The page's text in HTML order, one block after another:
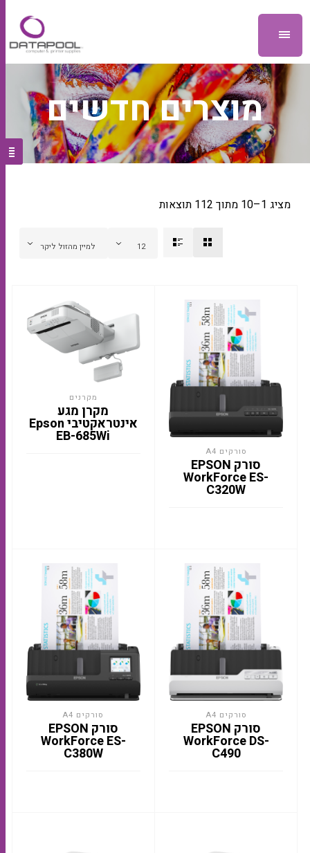
מוצרים חדשים
מציג 1–10 מתוך 112 תוצאות
12 למיין מהזול ליקר
מקרנים
מקרן מגע
אינטראקטיבי Epson
EB-685Wi
סורקים A4
סורק EPSON
WorkForce ES-
C320W
סורקים A4
סורק EPSON
WorkForce ES-
C380W
סורקים A4
סורק EPSON
WorkForce DS-
C490